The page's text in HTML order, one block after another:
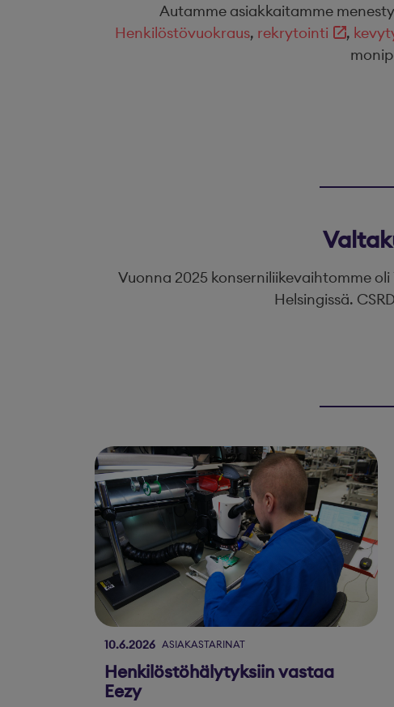
Autamme asiakkaitamme
Henkilöstövuokraus, rekrytointi ,
Vuonna 2025 konserniliikevaihtomme
Helsingissä.
10.6.2026 ASIAKASTARINAT
Henkilöstöhälytyksiin vastaa
Eezy